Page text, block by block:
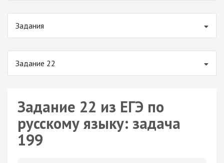
Задания
Задание 22
Задание 22 из ЕГЭ по
русскому языку: задача
199